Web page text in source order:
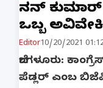
ನಳಿನ್
ಒಬ್ಬ ಅವಿವೇಕಿ:
Editor10/20/2021
ಬೆಂಗಳೂರು:
ಪೆಡ್ಲರ್ ಎಂಬ